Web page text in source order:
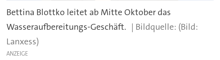
Bettina Blottko leitet ab Mitte Oktober das
Wasseraufbereitungs-Geschäft.
(Bild:
Lanxess)
ANZEIGE